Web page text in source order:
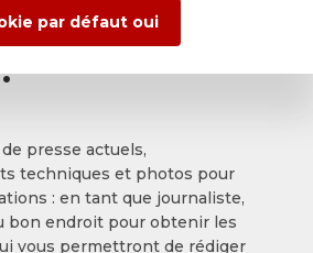
de
presse actuels,
techniques et photos pour
: en tant que journaliste,
bon endroit pour obtenir les
vous permettront de rédiger
par défaut oui